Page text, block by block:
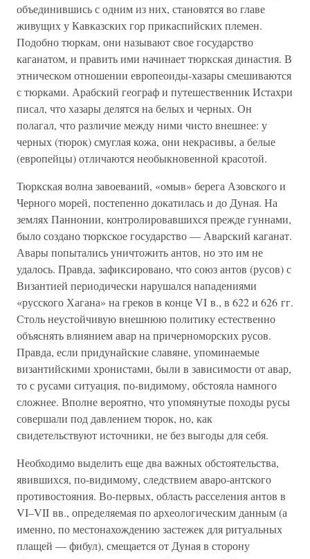
объединившись с одним из них, становятся во главе
живущих у Кавказских гор прикаспийских племен.
Подобно тюркам, они называют свое государство
каганатом, и править ими начинает тюркская династия. В
этническом отношении европеоиды-хазары смешиваются
с тюрками. Арабский географ и путешественник Истахри
писал, что хазары делятся на белых и черных. Он
полагал, что различие между ними чисто внешнее: у
черных (тюрок) смуглая кожа, они некрасивы, а белые
(европейцы) отличаются необыкновенной красотой.
Тюркская волна завоеваний, «омыв» берега Азовского и
Черного морей, постепенно докатилась и до Дуная. На
землях Паннонии, контролировавшихся прежде гуннами,
было создано тюркское государство — Аварский каганат.
Авары попытались уничтожить антов, но это им не
удалось. Правда, зафиксировано, что союз антов (русов) с
Византией периодически нарушался нападениями
«русского Хагана» на греков в конце VI в., в 622 и 626 гг.
Столь неустойчивую внешнюю политику естественно
объяснять влиянием авар на причерноморских русов.
Правда, если придунайские славяне, упоминаемые
византийскими хронистами, были в зависимости от авар,
то с русами ситуация, по-видимому, обстояла намного
сложнее. Вполне вероятно, что упомянутые походы русы
совершали под давлением тюрок, но, как
свидетельствуют источники, не без выгоды для себя.
Необходимо выделить еще два важных обстоятельства,
явившихся, по-видимому, следствием аваро-антского
противостояния. Во-первых, область расселения антов в
VI–VII вв., определяемая по археологическим данным (а
именно, по местонахождению застежек для ритуальных
плащей — фибул), смещается от Дуная в сторону